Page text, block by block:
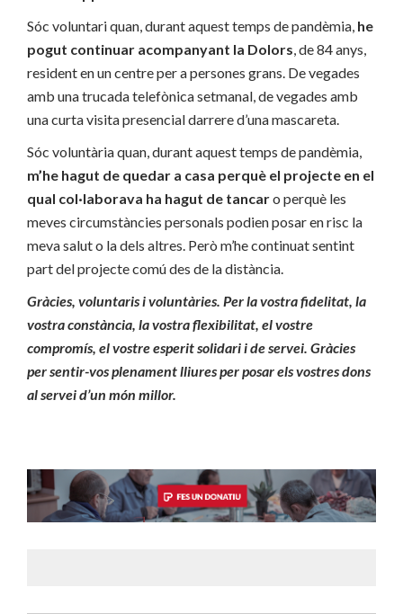
Sóc voluntari quan, durant aquest temps de pandèmia, he
pogut continuar acompanyant la Dolors , de 84 anys,
resident en un centre per a persones grans. De vegades
amb una trucada telefònica setmanal, de vegades amb
una curta visita presencial darrere d’una mascareta.
Sóc voluntària quan, durant aquest temps de pandèmia,
m’he hagut de quedar a casa perquè el projecte en el
qual col·laborava ha hagut de tancaro perquè les
meves circumstàncies personals podien posar en risc la
meva salut o la dels altres. Però m’he continuat sentint
part del projecte comú des de la distància.
Gràcies, voluntaris i voluntàries. Per la vostra fidelitat, la
vostra constància, la vostra flexibilitat, el vostre
compromís, el vostre esperit solidari i de servei. Gràcies
per sentir-vos plenament lliures per posar els vostres dons
al servei d’un món millor.